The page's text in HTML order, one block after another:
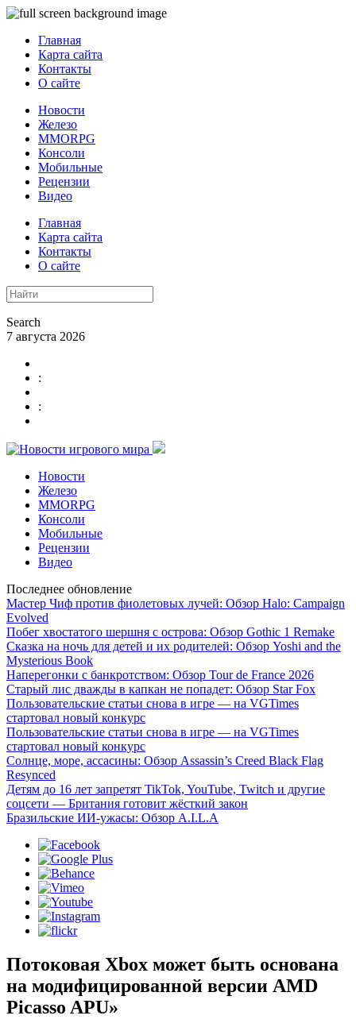
Главная
Карта сайта
Контакты
О сайте
Новости
Железо
MMORPG
Консоли
Мобильные
Рецензии
Видео
Главная
Карта сайта
Контакты
О сайте
Search
7 августа 2026
:
:
Новости
Железо
MMORPG
Консоли
Мобильные
Рецензии
Видео
Последнее обновление
Мастер Чиф против фиолетовых лучей: Обзор Halo: Campaign
Evolved
Побег хвостатого шершня с острова: Обзор Gothic 1 Remake
Сказка на ночь для детей и их родителей: Обзор Yoshi and the
Mysterious Book
Наперегонки с банкротством: Обзор Tour de France 2026
Старый лис дважды в капкан не попадет: Обзор Star Fox
Пользовательские статьи снова в игре — на VGTimes
стартовал новый конкурс
Пользовательские статьи снова в игре — на VGTimes
стартовал новый конкурс
Солнце, море, ассасины: Обзор Assassin’s Creed Black Flag
Resynced
Детям до 16 лет запретят TikTok, YouTube, Twitch и другие
соцсети — Британия готовит жёсткий закон
Бразильские ИИ-ужасы: Обзор A.I.L.A
Потоковая Xbox может быть основана
на модифицированной версии AMD
Picasso APU»